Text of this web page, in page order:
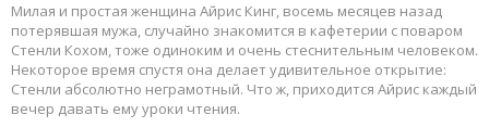
Милая и простая женщина Айрис Кинг, восемь месяцев назад
потерявшая мужа, случайно знакомится в кафетерии с поваром
Стенли Кохом, тоже одиноким и очень стеснительным человеком.
Некоторое время спустя она делает удивительное открытие:
Стенли абсолютно неграмотный. Что ж, приходится Айрис каждый
вечер давать ему уроки чтения.